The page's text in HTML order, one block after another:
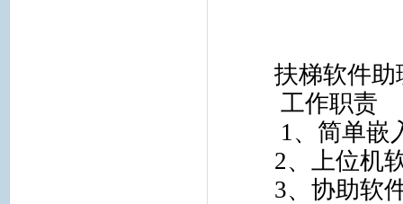
扶梯软件助
工作职责
1、简单嵌
2、上位机
3、协助软